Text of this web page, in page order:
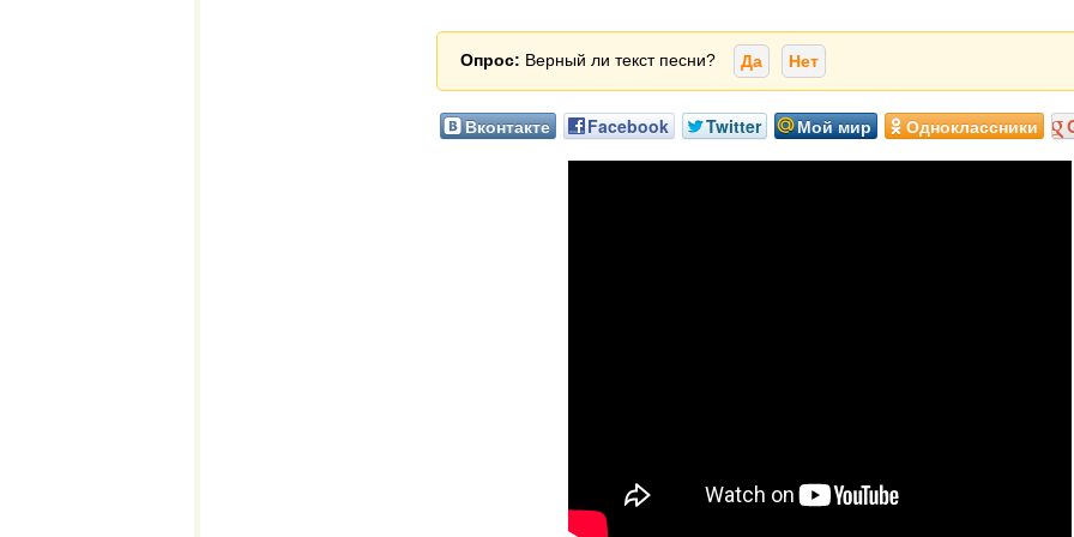
Опрос: Верный ли текст песни? Да Нет
Вконтакте Facebook Twitter Мой мир Одноклассники